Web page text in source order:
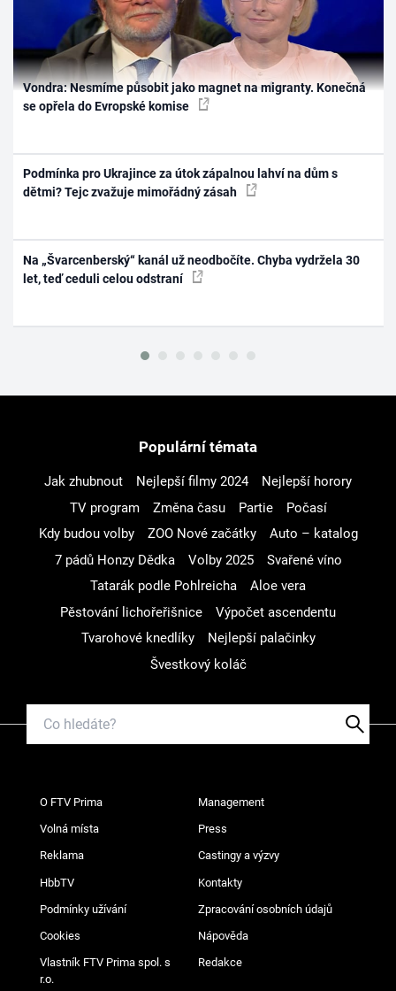
Vondra: Nesmíme působit jako magnet na migranty. Konečná
se opřela do Evropské komise
Podmínka pro Ukrajince za útok zápalnou lahví na dům s
dětmi? Tejc zvažuje mimořádný zásah
Na „Švarcenberský“ kanál už neodbočíte. Chyba vydržela 30
let, teď ceduli celou odstraní
Populární témata
Jak zhubnout Nejlepší filmy 2024
Nejlepší horory
TV program
Změna času Partie
Počasí
Kdy budou volby
ZOO Nové začátky
Auto – katalog
7 pádů Honzy Dědka
Volby 2025
Svařené víno
Tatarák podle Pohlreicha
Aloe vera
Pěstování lichořeřišnice
Výpočet ascendentu
Tvarohové knedlíky
Nejlepší palačinky
Švestkový koláč
O FTV Prima Management
Volná místa Press
Reklama Castingy a výzvy
HbbTV Kontakty
Podmínky užívání Zpracování osobních údajů
Cookies Nápověda
Vlastník FTV Prima spol. s
r.o.
Redakce